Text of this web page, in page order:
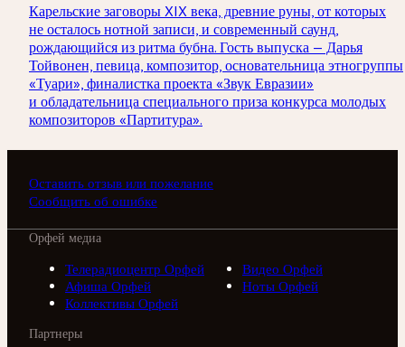
Карельские заговоры XIX века, древние руны, от которых
не осталось нотной записи, и современный саунд,
рождающийся из ритма бубна. Гость выпуска — Дарья
Тойвонен, певица, композитор, основательница этногруппы
«Туари», финалистка проекта «Звук Евразии»
и обладательница специального приза конкурса молодых
композиторов «Партитура».
Оставить отзыв или пожелание
Сообщить об ошибке
Орфей медиа
Телерадиоцентр Орфей
Видео Орфей
Афиша Орфей
Ноты Орфей
Коллективы Орфей
Партнеры